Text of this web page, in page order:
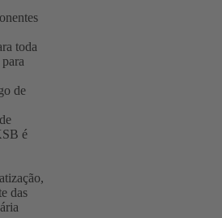
toda
de
é
das